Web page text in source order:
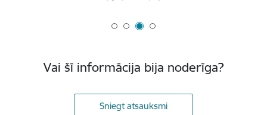
Vai šī informācija bija noderīga?
Sniegt atsauksmi